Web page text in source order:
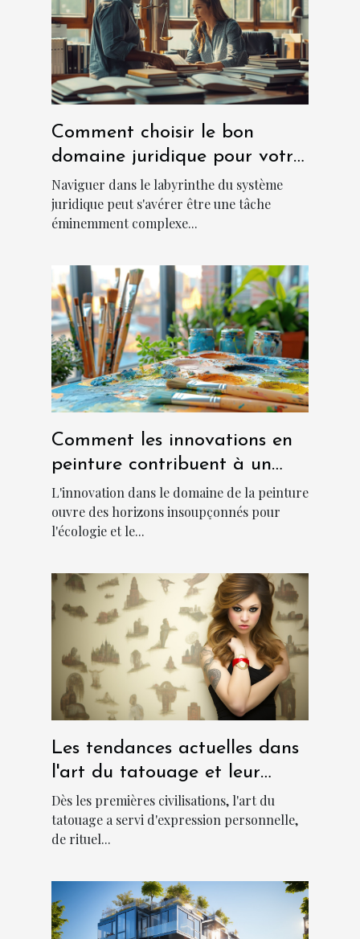
Comment choisir le bon
domaine juridique pour votre
cas ?
Naviguer dans le labyrinthe du système
juridique peut s'avérer être une tâche
éminemment complexe...
Comment les innovations en
peinture contribuent à un
environnement plus frais et
durable
L'innovation dans le domaine de la peinture
ouvre des horizons insoupçonnés pour
l'écologie et le...
Les tendances actuelles dans
l'art du tatouage et leur
signification culturelle
Dès les premières civilisations, l'art du
tatouage a servi d'expression personnelle,
de rituel...